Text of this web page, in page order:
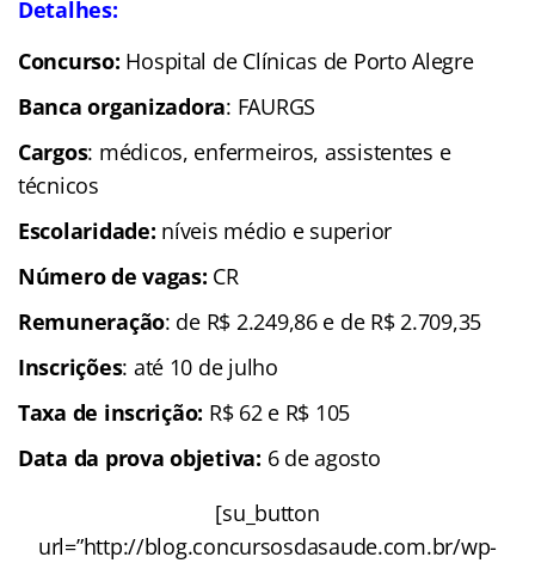
Detalhes:
Concurso: Hospital de Clínicas de Porto Alegre
Banca organizadora: FAURGS
Cargos: médicos, enfermeiros, assistentes e
técnicos
Escolaridade: níveis médio e superior
Número de vagas: CR
Remuneração: de R$ 2.249,86 e de R$ 2.709,35
Inscrições: até 10 de julho
Taxa de inscrição: R$ 62 e R$ 105
Data da prova objetiva: 6 de agosto
[su_button
url=”http://blog.concursosdasaude.com.br/wp-